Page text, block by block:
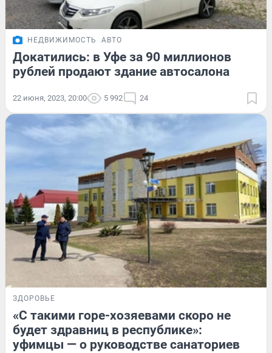
НЕДВИЖИМОСТЬ АВТО
Докатились: в Уфе за 90 миллионов
рублей продают здание автосалона
22 июня, 2023, 20:00 5 992 24
ЗДОРОВЬЕ
«С такими горе-хозяевами скоро не
будет здравниц в республике»:
уфимцы — о руководстве санаториев